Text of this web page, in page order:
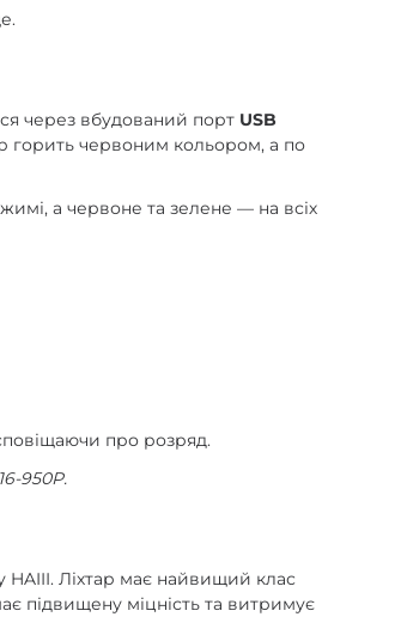
через вбудований порт USB
горить червоним кольором, а по
а червоне та зелене — на всіх
про розряд.
950P.
HAIII. Ліхтар має найвищий клас
підвищену міцність та витримує